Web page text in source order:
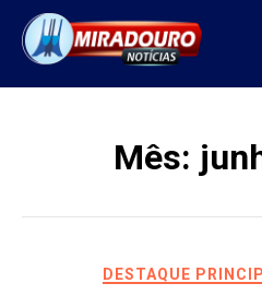
content
Mês:
DESTAQUE